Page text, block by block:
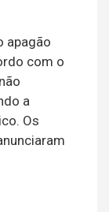
apagão
com o
a
Os